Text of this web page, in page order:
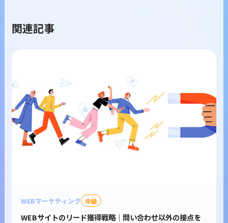
関連記事
WEBマーケティング 中級
WEBサイトのリード獲得戦略｜問い合わせ以外の接点を